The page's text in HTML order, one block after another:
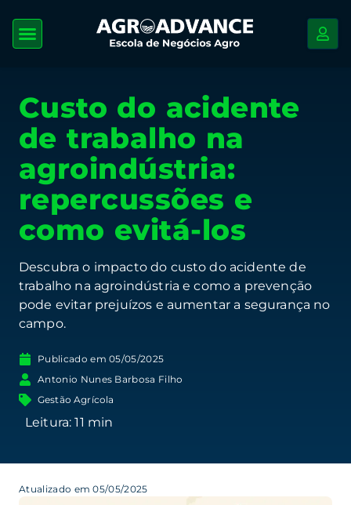
Custo do acidente
de trabalho na
agroindústria:
repercussões e
como evitá-los
Descubra o impacto do custo do acidente de
trabalho na agroindústria e como a prevenção
pode evitar prejuízos e aumentar a segurança no
campo.
Publicado em 05/05/2025
Antonio Nunes Barbosa Filho
Gestão Agrícola
Atualizado em 05/05/2025